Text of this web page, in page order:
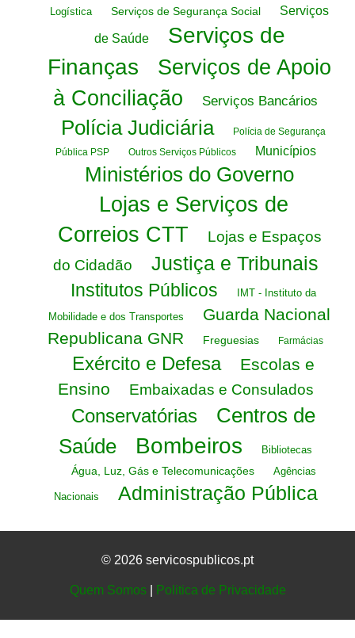
Logística
Serviços de Segurança Social Serviços
de Saúde
Serviços de
Finanças
Serviços de Apoio
à Conciliação
Serviços Bancários
Polícia Judiciária
Polícia de Segurança
Pública PSP
Outros Serviços Públicos Municípios
Ministérios do Governo
Lojas e Serviços de
Correios CTT
Lojas e Espaços
do Cidadão
Justiça e Tribunais
Institutos Públicos
IMT - Instituto da
Mobilidade e dos Transportes
Guarda Nacional
Republicana GNR
Freguesias Farmácias
Exército e Defesa
Escolas e
Ensino
Embaixadas e Consulados
Conservatórias
Centros de
Saúde
Bombeiros Bibliotecas
Água, Luz, Gás e Telecomunicações Agências
Nacionais Administração Pública
© 2026 servicospublicos.pt
Quem Somos| Politica de Privacidade